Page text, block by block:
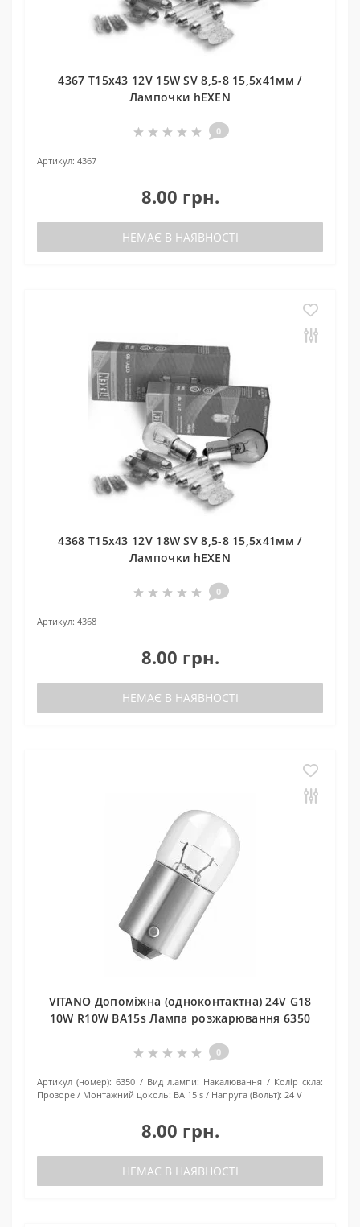
4367 T15x43 12V 15W SV 8,5-8 15,5x41мм /
Лампочки hEXEN
0
Артикул: 4367
8.00 грн.
НЕМАЄ В НАЯВНОСТІ
4368 T15x43 12V 18W SV 8,5-8 15,5x41мм /
Лампочки hEXEN
0
Артикул: 4368
8.00 грн.
НЕМАЄ В НАЯВНОСТІ
VITANO Допоміжна (одноконтактна) 24V G18
10W R10W BA15s Лампа розжарювання 6350
0
Артикул (номер): 6350 Вид л.ампи: Накалювання
Колір скла:
Прозоре
Монтажний цоколь: BA 15 s Напруга (Вольт): 24 V
8.00 грн.
НЕМАЄ В НАЯВНОСТІ